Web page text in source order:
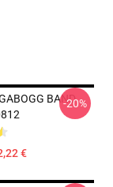
BAND
€
-20%